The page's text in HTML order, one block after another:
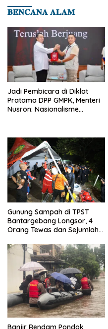
𝐁𝐄𝐍𝐂𝐀𝐍𝐀 𝐀𝐋𝐀𝐌
Jadi Pembicara di Diklat
Pratama DPP GMPK, Menteri
Nusron: Nasionalisme
Gunung Sampah di TPST
Bantargebang Longsor, 4
Orang Tewas dan Sejumlah
Banjir Rendam Pondok